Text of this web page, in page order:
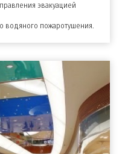
эвакуацией
водяного пожаротушения.